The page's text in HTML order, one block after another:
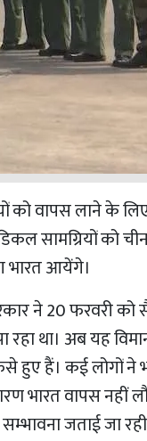
को वापस लाने के लिए
सामग्रियों को
भारत आयेंगे।
ने 20 फरवरी को
था। अब यह
हुए हैं। कई लोगों ने
भारत वापस नहीं
जताई जा